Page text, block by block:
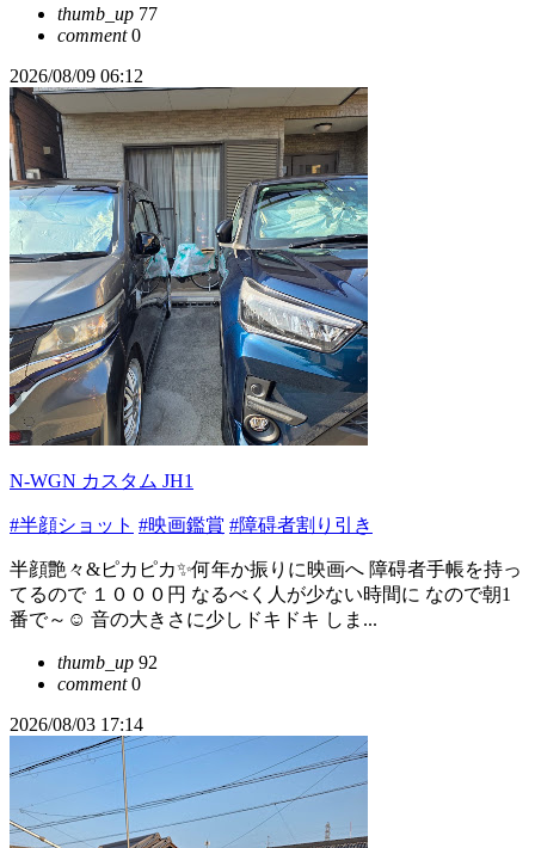
thumb_up 77
comment0
2026/08/09 06:12
N-WGN カスタム JH1
#半顔ショット #映画鑑賞 #障碍者割り引き
半顔艶々&ピカピカ✨何年か振りに映画へ 障碍者手帳を持っ
てるので １０００円 なるべく人が少ない時間に なので朝1
番で～☺ 音の大きさに少しドキドキ しま...
thumb_up 92
comment0
2026/08/03 17:14